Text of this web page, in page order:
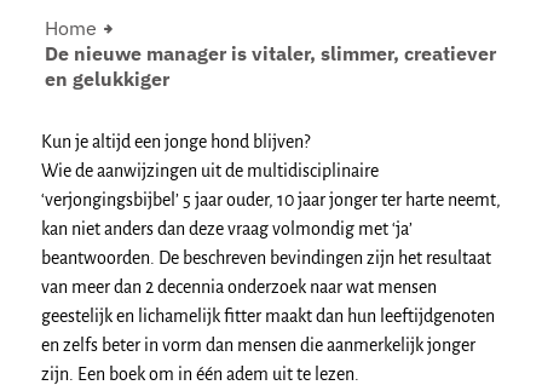
Home
De nieuwe manager is vitaler, slimmer, creatiever
en gelukkiger
Kun je altijd een jonge hond blijven?
Wie de aanwijzingen uit de multidisciplinaire
‘verjongingsbijbel’ 5 jaar ouder, 10 jaar jonger ter harte neemt,
kan niet anders dan deze vraag volmondig met ‘ja’
beantwoorden. De beschreven bevindingen zijn het resultaat
van meer dan 2 decennia onderzoek naar wat mensen
geestelijk en lichamelijk fitter maakt dan hun leeftijdgenoten
en zelfs beter in vorm dan mensen die aanmerkelijk jonger
zijn. Een boek om in één adem uit te lezen.